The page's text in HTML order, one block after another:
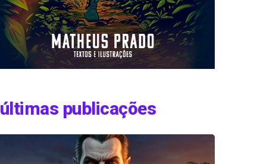
últimas publicações